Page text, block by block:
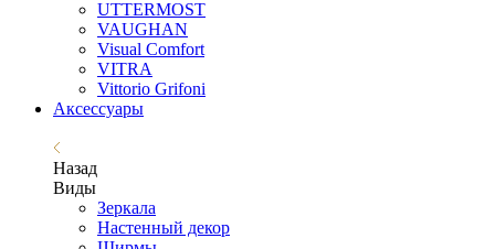
UTTERMOST
VAUGHAN
Visual Comfort
VITRA
Vittorio Grifoni
Аксессуары
Назад
Виды
Зеркала
Настенный декор